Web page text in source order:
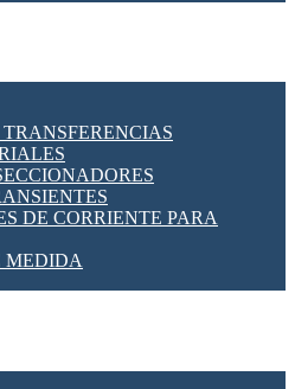
DE CORRIENTE PARA
MEDIDA